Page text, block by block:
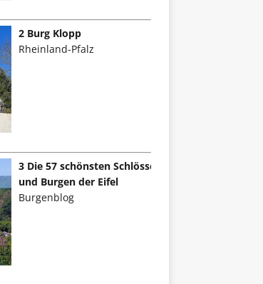
2 Burg Klopp
Rheinland-Pfalz
3 Die 57 schönsten Schlösser
und Burgen der Eifel
Burgenblog